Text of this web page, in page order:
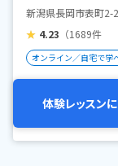
新潟県長岡市表町2-
★ 4.23 （1689件
オンライン／自宅で学
体験レッスン